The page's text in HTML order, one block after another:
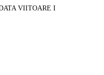
VIITOARE I